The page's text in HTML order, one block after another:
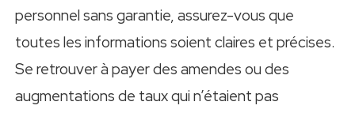
personnel sans garantie, assurez-vous que
toutes les informations soient claires et précises.
Se retrouver à payer des amendes ou des
augmentations de taux qui n’étaient pas